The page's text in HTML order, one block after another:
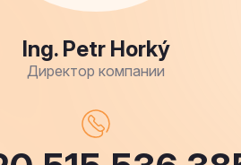
Ing. Petr Horký
Директор компании
515 536 385